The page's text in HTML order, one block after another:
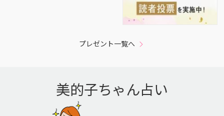
プレゼント一覧へ
美的子ちゃん占い